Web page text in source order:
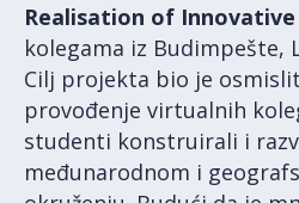
Realisation of Innovative
kolegama iz Budimpešte,
Cilj projekta bio je
provođenje virtualnih
studenti konstruirali i
međunarodnom i